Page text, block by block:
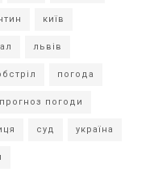
київ
львів
погода
прогноз погоди
суд україна